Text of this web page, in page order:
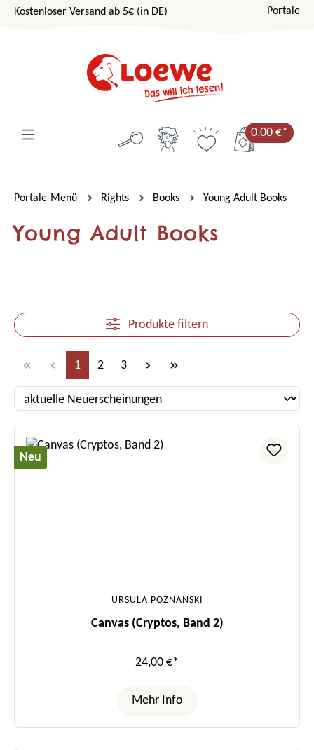
Zum Hauptinhalt springen
Kostenloser Versand ab 5€ (in DE) Portale
0,00 €*
Portale-Menü Rights Books Young Adult Books
Young Adult Books
Produkte filtern
Seite
1 Seite
2 Seite
3
Neu
URSULA POZNANSKI
Canvas (Cryptos, Band 2)
24,00 €*
Mehr Info